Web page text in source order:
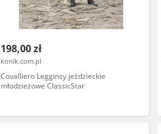
198,00 zł
konik.com.pl
Covalliero Legginsy jeździeckie
młodzieżowe ClassicStar